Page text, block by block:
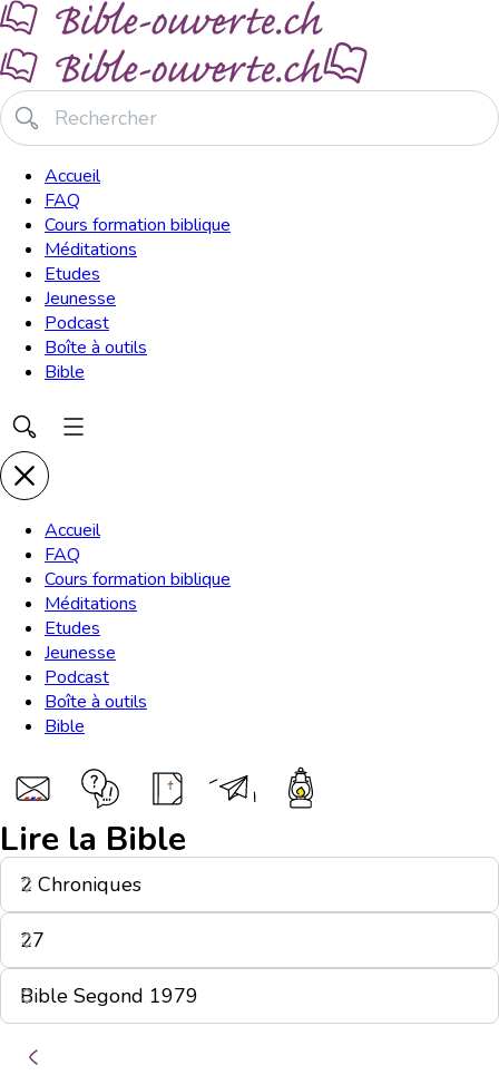
Accueil
FAQ
Cours formation biblique
Méditations
Etudes
Jeunesse
Podcast
Boîte à outils
Bible
Accueil
FAQ
Cours formation biblique
Méditations
Etudes
Jeunesse
Podcast
Boîte à outils
Bible
Lire la Bible